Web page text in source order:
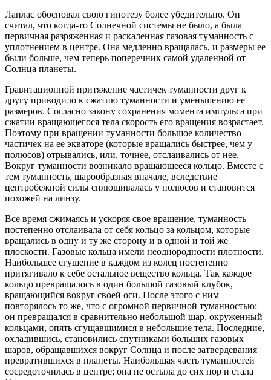
Лаплас обосновал свою гипотезу более убедительно. Он
считал, что когда-то Солнечной системы не было, а была
первичная разряженная и раскаленная газовая туманность с
уплотнением в центре. Она медленно вращалась, и размеры ее
были больше, чем теперь поперечник самой удаленной от
Солнца планеты.
Гравитационной притяжение частичек туманности друг к
другу приводило к сжатию туманности и уменьшению ее
размеров. Согласно закону сохранения момента импульса при
сжатии вращающегося тела скорость его вращения возрастает.
Поэтому при вращении туманности большое количество
частичек на ее экваторе (которые вращались быстрее, чем у
полюсов) отрывались, или, точнее, отслаивались от нее.
Вокруг туманности возникало вращающееся кольцо. Вместе с
тем туманность, шарообразная вначале, вследствие
центробежной силы сплющивалась у полюсов и становится
похожей на линзу.
Все время сжимаясь и ускоряя свое вращение, туманность
постепенно отслаивала от себя кольцо за кольцом, которые
вращались в одну и ту же сторону и в одной и той же
плоскости. Газовые кольца имели неоднородности плотности.
Наибольшее сгущение в каждом из колец постепенно
притягивало к себе остальное вещество кольца. Так каждое
кольцо превращалось в один большой газовый клубок,
вращающийся вокруг своей оси. После этого с ним
повторялось то же, что с огромной первичной туманностью:
он превращался в сравнительно небольшой шар, окруженный
кольцами, опять сгущавшимися в небольшие тела. Последние,
охладившись, становились спутниками больших газовых
шаров, обращавшихся вокруг Солнца и после затвердевания
превратившихся в планеты. Наибольшая часть туманностей
сосредоточилась в центре; она не остыла до сих пор и стала